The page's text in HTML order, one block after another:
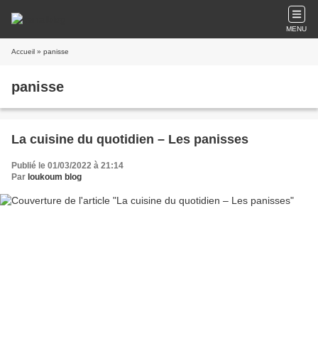
MENU
Accueil » panisse
panisse
La cuisine du quotidien – Les panisses
Publié le 01/03/2022 à 21:14
Par loukoum blog